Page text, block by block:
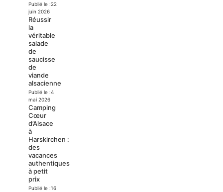
Publié le :22
juin 2026
Réussir
la
véritable
salade
de
saucisse
de
viande
alsacienne
Publié le :4
mai 2026
Camping
Cœur
d’Alsace
à
Harskirchen :
des
vacances
authentiques
à petit
prix
Publié le :16